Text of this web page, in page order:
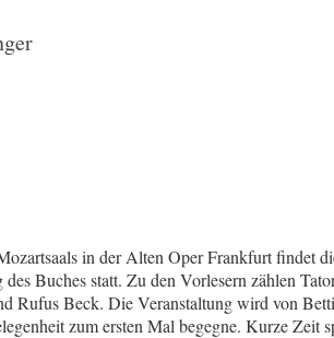
in der Alten Oper Frankfurt findet
des Buches statt. Zu den Vorlesern zählen
Rufus Beck. Die Veranstaltung wird von
zum ersten Mal begegne. Kurze Zeit